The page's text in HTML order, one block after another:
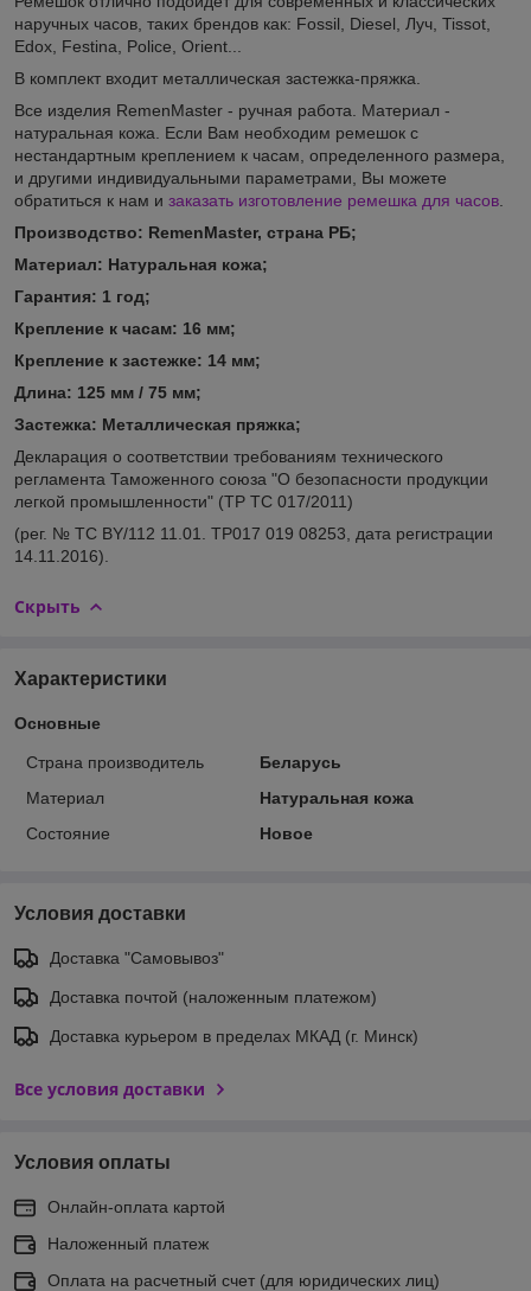
наручных часов, таких брендов как: Fossil, Diesel, Луч, Tissot,
Edox, Festina, Police, Orient...
В комплект входит металлическая застежка-пряжка.
Все изделия RemenMaster - ручная работа. Материал -
натуральная кожа. Если Вам необходим ремешок с
нестандартным креплением к часам, определенного размера,
и другими индивидуальными параметрами, Вы можете
обратиться к нам и заказать изготовление ремешка для часов
Производство: RemenMaster, страна РБ;
Материал: Натуральная кожа;
Гарантия: 1 год;
Крепление к часам: 16 мм;
Крепление к застежке: 14 мм;
Длина: 125 мм / 75 мм;
Застежка: Металлическая пряжка;
Декларация о соответствии требованиям технического
регламента Таможенного союза "О безопасности продукции
легкой промышленности" (ТР ТС 017/2011)
(рег. № ТС BY/112 11.01. TP017 019 08253, дата регистрации
14.11.2016).
Скрыть
Характеристики
Основные
Страна производитель
Беларусь
Материал
Натуральная кожа
Состояние
Новое
Условия доставки
Доставка "Самовывоз"
Доставка почтой (наложенным платежом)
Доставка курьером в пределах МКАД (г. Минск)
Все условия доставки
Условия оплаты
Онлайн-оплата картой
Наложенный платеж
Оплата на расчетный счет (для юридических лиц)